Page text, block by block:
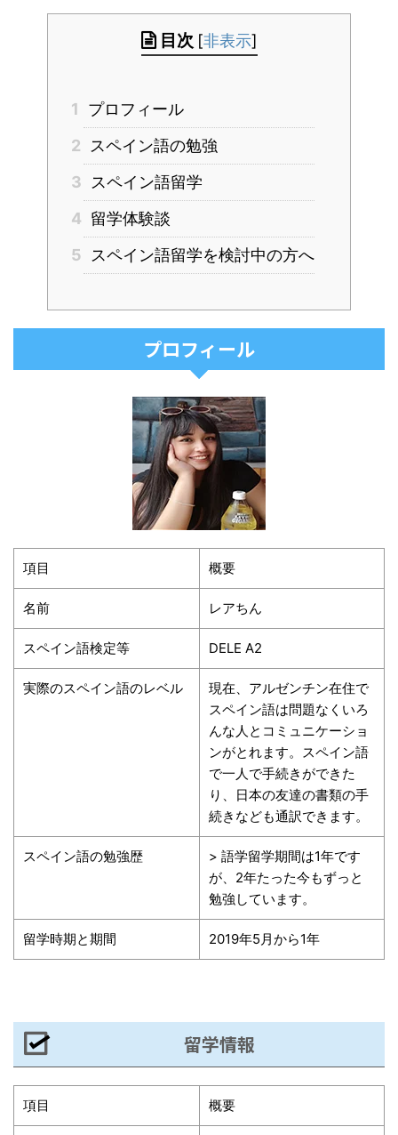
目次 [非表示]
1
プロフィール
2
スペイン語の勉強
3
スペイン語留学
4 留学体験談
5
スペイン語留学を検討中の方へ
プロフィール
項目 概要
名前 レアちん
スペイン語検定等 DELE A2
実際のスペイン語のレベル
現在、アルゼンチン在住で
スペイン語は問題なくいろ
んな人とコミュニケーショ
ンがとれます。スペイン語
で一人で手続きができた
り、日本の友達の書類の手
続きなども通訳できます。
スペイン語の勉強歴
> 語学留学期間は1年です
が、2年たった今もずっと
勉強しています。
留学時期と期間 2019年5月から1年
留学情報
項目 概要